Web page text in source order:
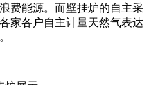
费能源。而壁挂炉的自主采
家各户自主计量天然气表达